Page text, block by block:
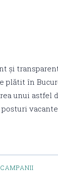
și
plătit în
unui astfel